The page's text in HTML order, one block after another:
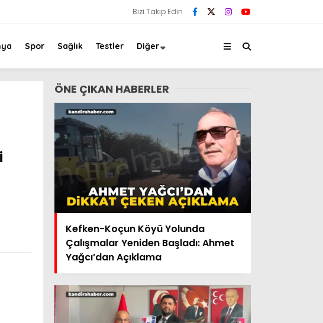
Bizi Takip Edin
Spor Sağlık Testler Diğer
ÖNE ÇIKAN HABERLER
Kefken-Koçun Köyü Yolunda
Çalışmalar Yeniden Başladı: Ahmet
Yağcı’dan Açıklama